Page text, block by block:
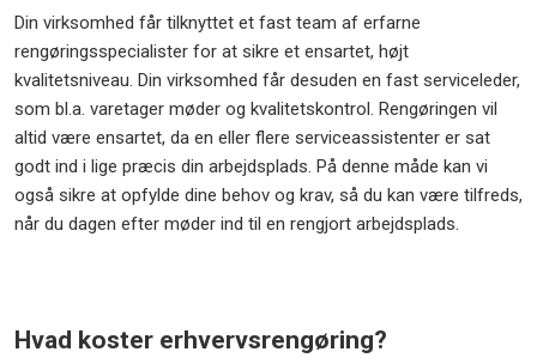
Din virksomhed får tilknyttet et fast team af erfarne
rengøringsspecialister for at sikre et ensartet, højt
kvalitetsniveau. Din virksomhed får desuden en fast serviceleder,
som bl.a. varetager møder og kvalitetskontrol. Rengøringen vil
altid være ensartet, da en eller flere serviceassistenter er sat
godt ind i lige præcis din arbejdsplads. På denne måde kan vi
også sikre at opfylde dine behov og krav, så du kan være tilfreds,
når du dagen efter møder ind til en rengjort arbejdsplads.
Hvad koster erhvervsrengøring?